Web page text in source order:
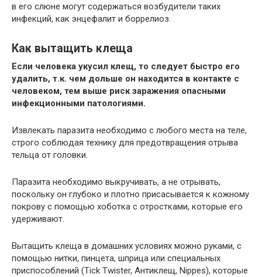
в его слюне могут содержаться возбудители таких
инфекций, как энцефалит и боррелиоз.
Как вытащить клеща
Если человека укусил клещ, то следует быстро его
удалить, т.к. чем дольше он находится в контакте с
человеком, тем выше риск заражения опасными
инфекционными патологиями.
Извлекать паразита необходимо с любого места на теле,
строго соблюдая технику для предотвращения отрыва
тельца от головки.
Паразита необходимо выкручивать, а не отрывать,
поскольку он глубоко и плотно присасывается к кожному
покрову с помощью хоботка с отростками, которые его
удерживают.
Вытащить клеща в домашних условиях можно руками, с
помощью нитки, пинцета, шприца или специальных
приспособлений (Tick Twister, Антиклещ, Nippes), которые